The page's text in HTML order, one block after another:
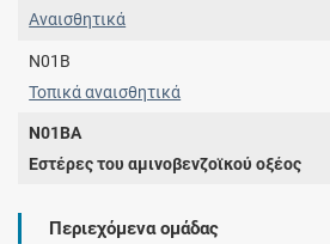
Αναισθητικά
N01B
Τοπικά αναισθητικά
N01BA
Εστέρες του αμινοβενζοϊκού οξέος
Περιεχόμενα ομάδας